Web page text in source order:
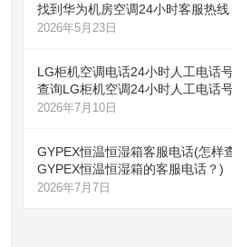
找到华为机房空调24小时客服热线
2026年5月23日
LG柜机空调电话24小时人工电话
查询LG柜机空调24小时人工电话
2026年7月10日
GYPEX恒温恒湿箱客服电话(怎样
GYPEX恒温恒湿箱的客服电话？)
2026年7月7日